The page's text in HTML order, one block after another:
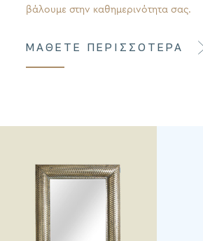
βάλουμε στην καθημερινότητα σας.
ΜΑΘΕΤΕ ΠΕΡΙΣΣΟΤΕΡΑ